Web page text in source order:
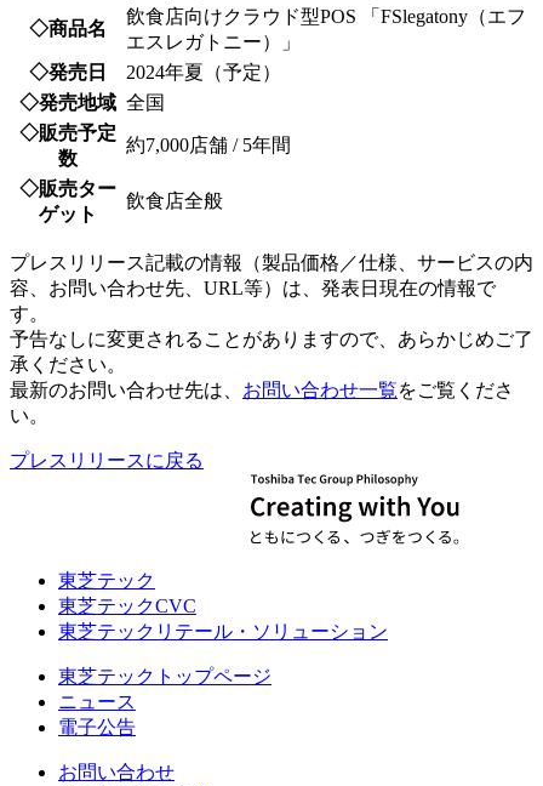
◇商品名
飲食店向けクラウド型POS 「FSlegatony（エフ
エスレガトニー）」
◇発売日
2024年夏（予定）
◇発売地域 全国
◇販売予定
数
約7,000店舗 / 5年間
◇販売ター
ゲット
飲食店全般
プレスリリース記載の情報（製品価格／仕様、サービスの内
容、お問い合わせ先、URL等）は、発表日現在の情報で
す。
予告なしに変更されることがありますので、あらかじめご了
承ください。
最新のお問い合わせ先は、 お問い合わせ一覧をご覧くださ
い。
プレスリリースに戻る
東芝テック
東芝テックCVC
東芝テックリテール・ソリューション
東芝テックトップページ
ニュース
電子公告
お問い合わせ